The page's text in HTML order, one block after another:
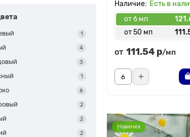
1
4
3
1
6
2
2
2
Есть в
от 6 мп
от 50 мп
от 111.54 р/мп
Новинка